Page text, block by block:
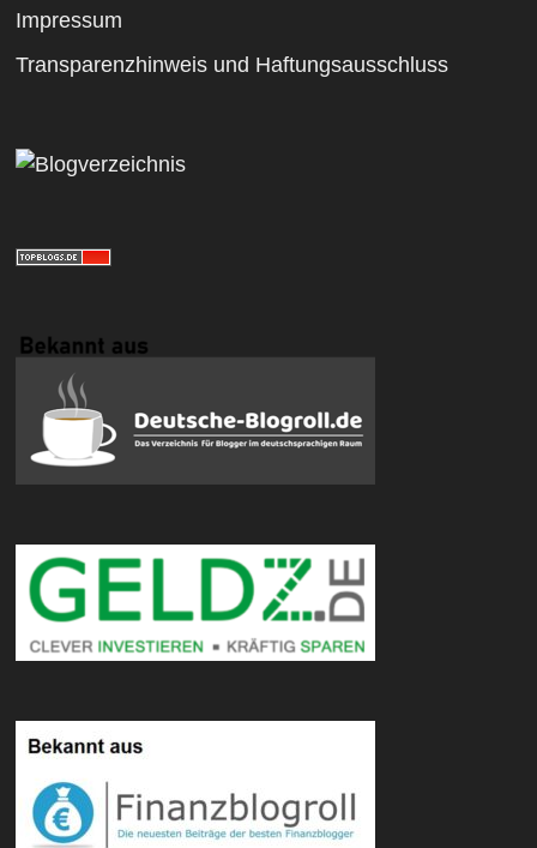
Impressum
Transparenzhinweis und Haftungsausschluss